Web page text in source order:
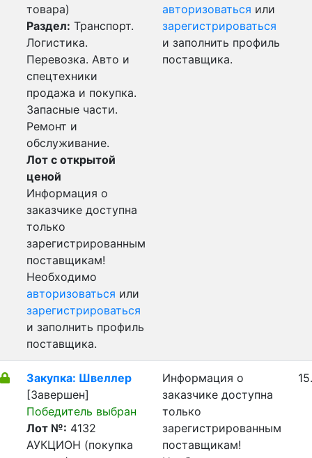
товара)
Раздел: Транспорт.
Логистика.
Перевозка. Авто и
спецтехники
продажа и покупка.
Запасные части.
Ремонт и
обслуживание.
Лот с открытой
ценой
Информация о
заказчике доступна
только
зарегистрированным
поставщикам!
Необходимо
авторизоваться или
зарегистрироваться
и заполнить профиль
поставщика.
авторизоваться или
зарегистрироваться
и заполнить профиль
поставщика.
Закупка: Швеллер
[Завершен]
Победитель выбран
Лот №: 4132
АУКЦИОН (покупка
Информация о
заказчике доступна
только
зарегистрированным
поставщикам!